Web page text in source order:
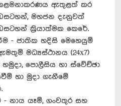
ඇතුළත් කර
මහජන දැනුවත්
ක්‍රියාත්මක කෙරේ.
- ජාතික හදිසි මෙහෙයුම්
මධ්‍යස්ථානය (24x7)
පොලීසිය හා ස්වේච්ඡා
හා මුදා ගැනීමේ
නාය යෑම්, ගංවතුර සහ